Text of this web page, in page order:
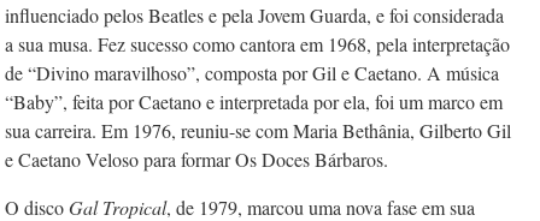
influenciado pelos Beatles e pela Jovem Guarda, e foi considerada
a sua musa. Fez sucesso como cantora em 1968, pela interpretação
de “Divino maravilhoso”, composta por Gil e Caetano. A música
“Baby”, feita por Caetano e interpretada por ela, foi um marco em
sua carreira. Em 1976, reuniu-se com Maria Bethânia, Gilberto Gil
e Caetano Veloso para formar Os Doces Bárbaros.
O discoGal Tropical, de 1979, marcou uma nova fase em sua